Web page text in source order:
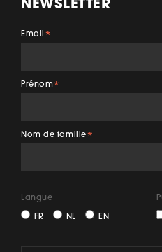
NEWSLETTER
Email *
Prénom*
Nom de famille*
Langue
FR NL EN